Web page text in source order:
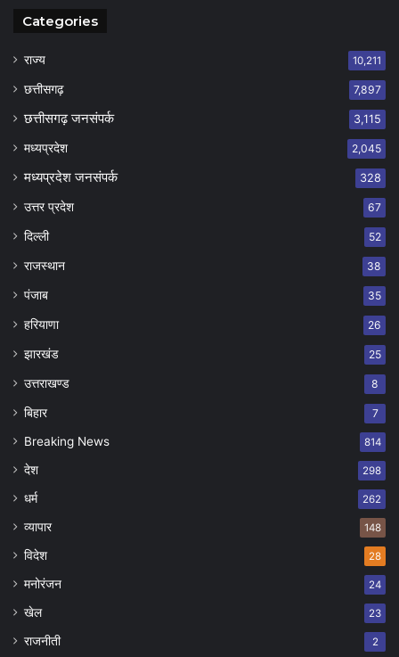
Categories
राज्य 10,211
छत्तीसगढ़ 7,897
छत्तीसगढ़ जनसंपर्क 3,115
मध्यप्रदेश 2,045
मध्यप्रदेश जनसंपर्क 328
उत्तर प्रदेश 67
दिल्ली 52
राजस्थान 38
पंजाब 35
हरियाणा 26
झारखंड 25
उत्तराखण्ड 8
बिहार 7
Breaking News 814
देश 298
धर्म 262
व्यापार 148
विदेश 28
मनोरंजन 24
खेल 23
राजनीती 2